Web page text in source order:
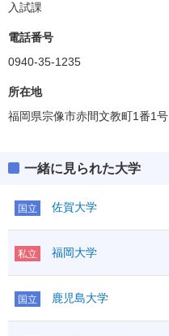
入試課
電話番号
0940-35-1235
所在地
福岡県宗像市赤間文教町1番1号
一緒に見られた大学
国立 佐賀大学
私立 福岡大学
国立 鹿児島大学